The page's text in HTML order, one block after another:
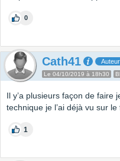
0
Cath41
Le 04/10/2019 à 18h30
Il y’a plusieurs façon de faire
technique je l’ai déjà vu sur le
1